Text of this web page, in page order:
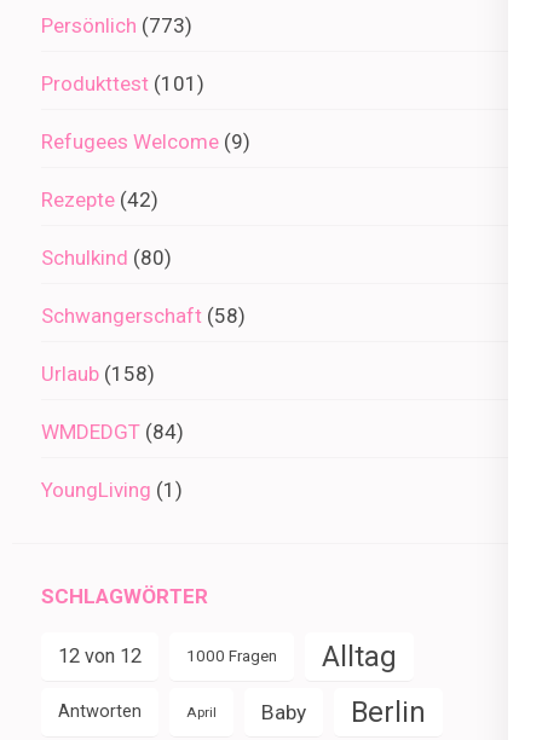
Persönlich (773)
Produkttest (101)
Refugees Welcome (9)
Rezepte (42)
Schulkind (80)
Schwangerschaft (58)
Urlaub (158)
WMDEDGT (84)
YoungLiving (1)
SCHLAGWÖRTER
12 von 12 1000 Fragen Alltag
Antworten April Baby Berlin